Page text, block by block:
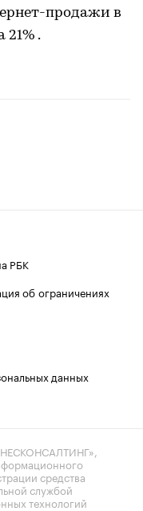
продажи в
21% .
РБК
об ограничениях
данных
средства
службой
технологий